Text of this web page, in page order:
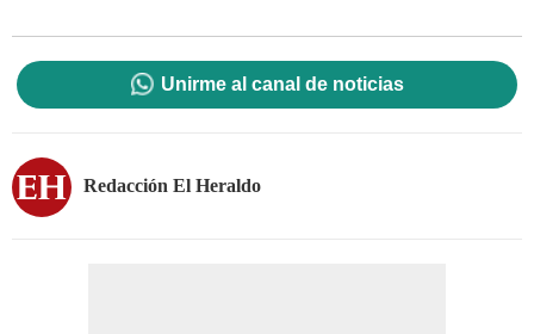
Unirme al canal de noticias
Redacción El Heraldo